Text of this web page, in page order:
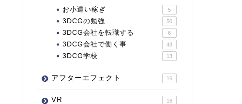
お小遣い稼ぎ 5
3DCGの勉強 50
3DCG会社を転職する 6
3DCG会社で働く事 43
3DCG学校 13
アフターエフェクト 16
VR 16